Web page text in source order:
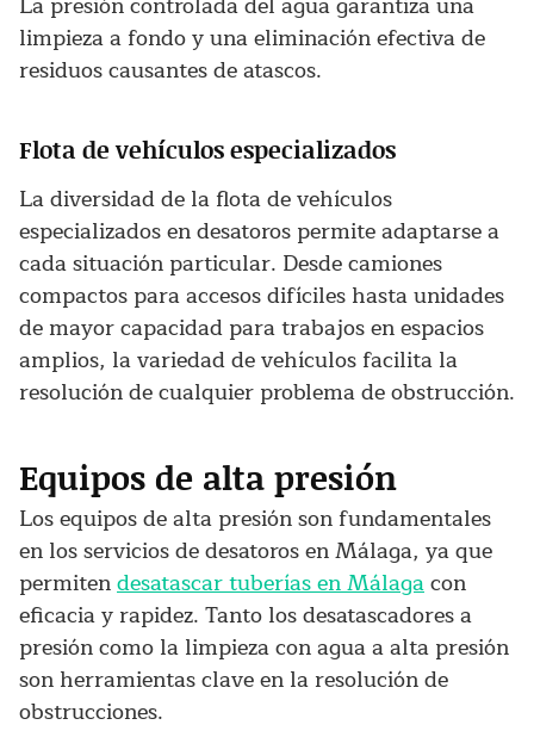
limpieza a fondo y una eliminación efectiva de
residuos causantes de atascos.
Flota de vehículos especializados
La diversidad de la flota de vehículos
especializados en desatoros permite adaptarse a
cada situación particular. Desde camiones
compactos para accesos difíciles hasta unidades
de mayor capacidad para trabajos en espacios
amplios, la variedad de vehículos facilita la
resolución de cualquier problema de obstrucción.
Equipos de alta presión
Los equipos de alta presión son fundamentales
en los servicios de desatoros en Málaga, ya que
permitendesatascar tuberías en Málagacon
eficacia y rapidez. Tanto los desatascadores a
presión como la limpieza con agua a alta presión
son herramientas clave en la resolución de
obstrucciones.